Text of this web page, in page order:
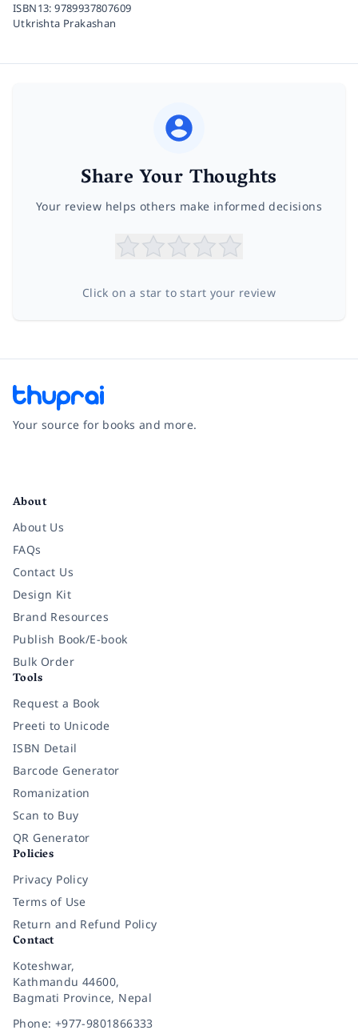
ISBN13:9789937807609
Utkrishta Prakashan
Share Your Thoughts
Your review helps others make informed decisions
Click on a star to start your review
Your source for books and more.
About
About Us
FAQs
Contact Us
Design Kit
Brand Resources
Publish Book/E-book
Bulk Order
Tools
Request a Book
Preeti to Unicode
ISBN Detail
Barcode Generator
Romanization
Scan to Buy
QR Generator
Policies
Privacy Policy
Terms of Use
Return and Refund Policy
Contact
Koteshwar,
Kathmandu 44600,
Bagmati Province, Nepal
Phone: +977-9801866333